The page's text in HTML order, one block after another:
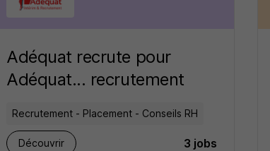
Adéquat recrute pour
Adéquat... recrutement
Recrutement - Placement - Conseils RH
Découvrir 3 jobs